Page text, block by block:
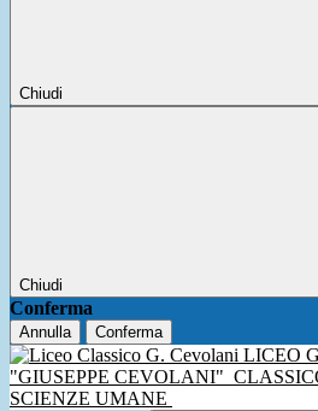
Chiudi
Chiudi
Conferma
Annulla Conferma
LICEO
"GIUSEPPE CEVOLANI"
SCIENZE UMANE